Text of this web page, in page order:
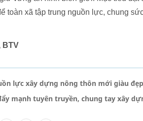
toàn xã tập trung nguồn lực, chung
BTV
lực xây dựng nông thôn mới giàu
mạnh tuyên truyền, chung tay xây